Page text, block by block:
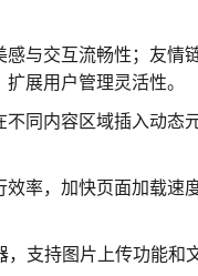
与交互流畅性；友情
展用户管理灵活性。
同内容区域插入动态
率，加快页面加载速
支持图片上传功能和